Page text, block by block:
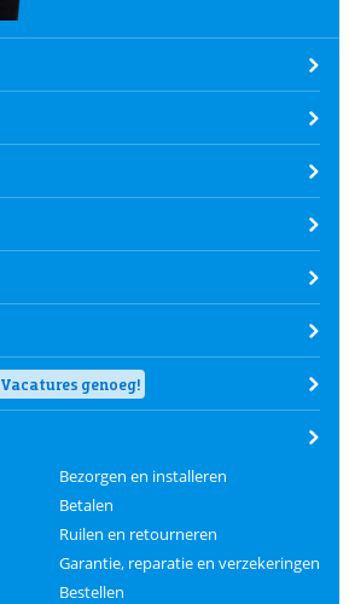
Vacatures genoeg!
Bezorgen en installeren
Betalen
Ruilen en retourneren
Garantie, reparatie en verzekeringen
Bestellen